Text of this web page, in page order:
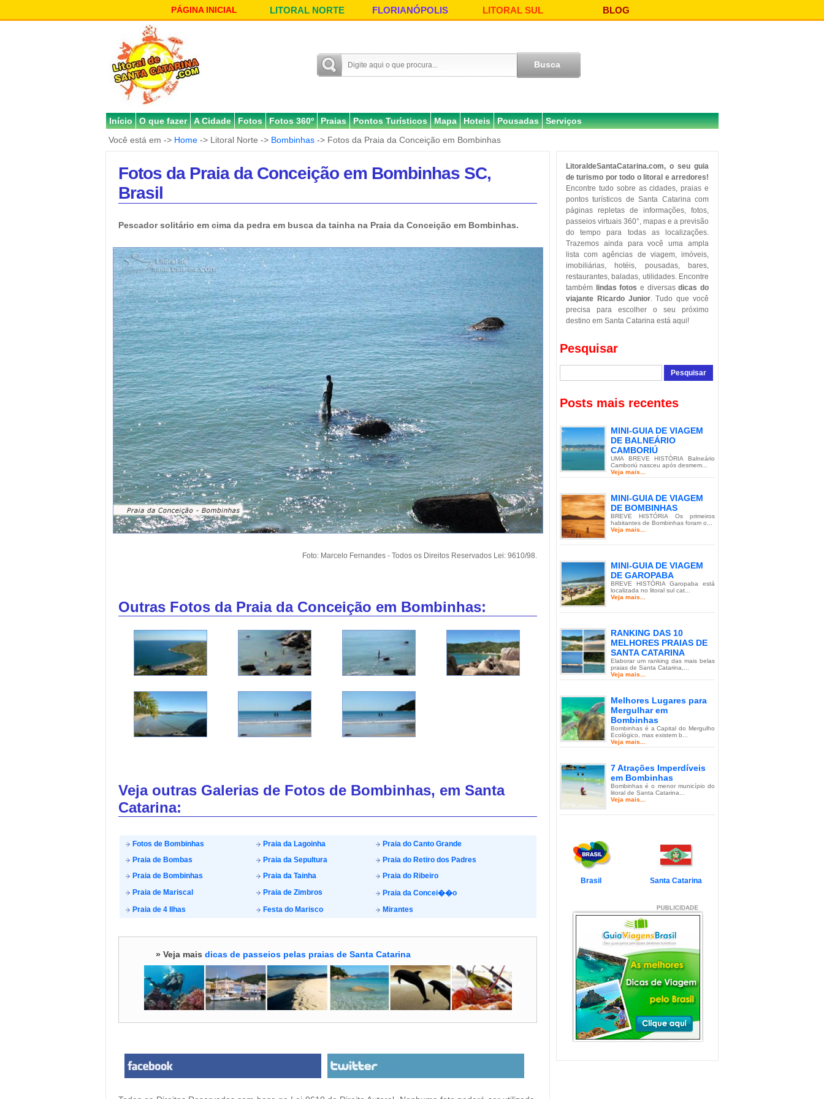
PÁGINA INICIAL LITORAL NORTE FLORIANÓPOLIS LITORAL SUL BLOG
Início O que fazer A Cidade Fotos Fotos 360º Praias Pontos Turísticos Mapa Hoteis Pousadas
Serviços
Você está em -> Home -> Litoral Norte -> Bombinhas -> Fotos da Praia da Conceição em Bombinhas
Fotos da Praia da Conceição em Bombinhas SC,
Brasil
Pescador solitário em cima da pedra em busca da tainha na Praia da Conceição em Bombinhas.
Foto: Marcelo Fernandes - Todos os Direitos Reservados Lei: 9610/98.
Outras Fotos da Praia da Conceição em Bombinhas:
Veja outras Galerias de Fotos de Bombinhas, em Santa
Catarina:
Fotos de Bombinhas Praia da Lagoinha
Praia do Canto Grande
Praia de Bombas
Praia da Sepultura
Praia do Retiro dos Padres
Praia de Bombinhas
Praia da Tainha
Praia do Ribeiro
Praia de Mariscal
Praia de Zimbros
Praia da Concei��o
Praia de 4 Ilhas
Festa do Marisco Mirantes
» Veja mais dicas de passeios pelas praias de Santa Catarina
LitoraldeSantaCatarina.com, o seu guia
de turismo por todo o litoral e arredores!
Encontre tudo sobre as cidades, praias e
pontos turísticos de Santa Catarina com
páginas repletas de informações, fotos,
passeios virtuais 360°, mapas e a previsão
do tempo para todas as localizações.
Trazemos ainda para você uma ampla
lista com agências de viagem, imóveis,
imobiliárias, hotéis, pousadas, bares,
restaurantes, baladas, utilidades. Encontre
também
lindas fotos e diversasdicas do
viajante Ricardo Junior. Tudo que você
precisa para escolher o seu próximo
destino em Santa Catarina está aqui!
Pesquisar
Posts mais recentes
MINI-GUIA DE VIAGEM
DE BALNEÁRIO
CAMBORIÚ
UMA BREVE HISTÓRIA Balneário
Camboriú nasceu após desmem...
Veja mais...
MINI-GUIA DE VIAGEM
DE BOMBINHAS
BREVE HISTÓRIA Os primeiros
habitantes de Bombinhas foram o...
Veja mais...
MINI-GUIA DE VIAGEM
DE GAROPABA
BREVE HISTÓRIA Garopaba está
localizada no litoral sul cat...
Veja mais...
RANKING DAS 10
MELHORES PRAIAS DE
SANTA CATARINA
Elaborar um ranking das mais belas
praias de Santa Catarina,...
Veja mais...
Melhores Lugares para
Mergulhar em
Bombinhas
Bombinhas é a Capital do Mergulho
Ecológico, mas existem b...
Veja mais...
7 Atrações Imperdíveis
em Bombinhas
Bombinhas é o menor município do
litoral de Santa Catarina...
Veja mais...
de Balneário Camboriú e
Balneário Camboriú é um passeio
em Florianópolis
Florianópolis é um dos destinos mais
desejados dos último...
Veja mais...
Garopaba e Região com
Crianças
Garopaba é um município de Santa
Catarina a 80 quilômetro...
Veja mais...
Litoral de Santa Catarina
Brasil Santa Catarina